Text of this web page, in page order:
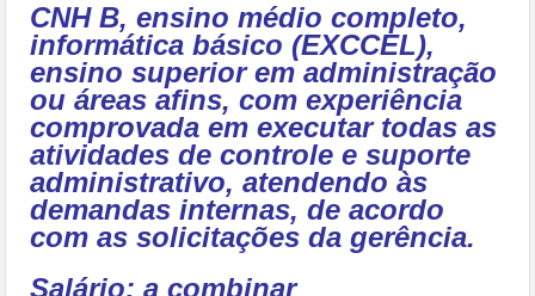
CNH B, ensino médio completo,
informática básico (EXCCEL),
ensino superior em administração
ou áreas afins, com experiência
comprovada em executar todas as
atividades de controle e suporte
administrativo, atendendo às
demandas internas, de acordo
com as solicitações da gerência.
Salário: a combinar